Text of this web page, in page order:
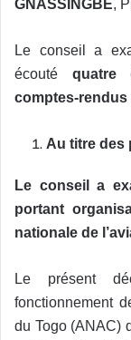
GNASSINGBE,
Le conseil a
écouté quatre
comptes-rendus
Au titre des
Le conseil a
portant
nationale de
Le présent
fonctionnement
du Togo (ANAC)